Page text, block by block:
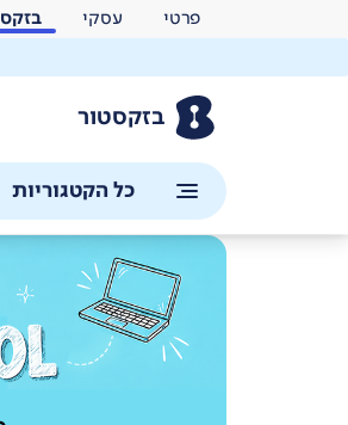
פרטי עסקי
בזקסטור
כל הקטגוריות